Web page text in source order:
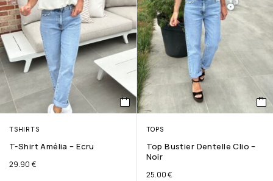
TSHIRTS
T-Shirt Amélia – Ecru
29.90 €
TOPS
Top Bustier Dentelle Clio –
Noir
25.00€